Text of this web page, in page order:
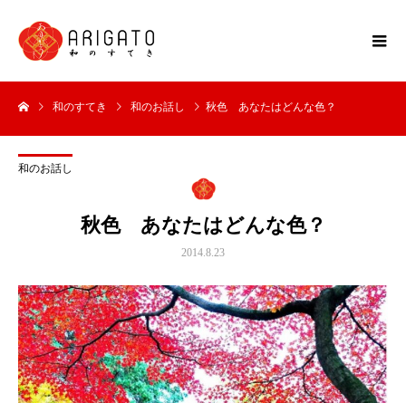
和のすてき 和のお話し 秋色 あなたはどんな色？
和のお話し
秋色 あなたはどんな色？
2014.8.23